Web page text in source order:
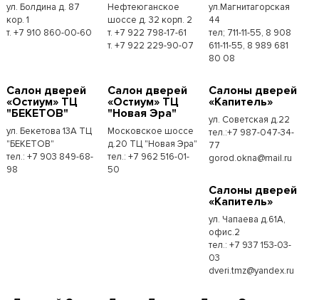
ул. Болдина д. 87
кор. 1
т. +7 910 860-00-60
Нефтеюганское
шоссе д. 32 корп. 2
т. +7 922 798-17-61
т. +7 922 229-90-07
ул.Магнитагорская
44
тел; 711-11-55, 8 908
611-11-55, 8 989 681
80 08
Cалон дверей
«Остиум» ТЦ
"БЕКЕТОВ"
ул. Бекетова 13А ТЦ
"БЕКЕТОВ"
тел.: +7 903 849-68-
98
Cалон дверей
«Остиум» ТЦ
"Новая Эра"
Московское шоссе
д.20 ТЦ "Новая Эра"
тел.: +7 962 516-01-
50
Cалоны дверей
«Капитель»
ул. Советская д.22
тел.:+7 987-047-34-
77
gorod.okna@mail.ru
Cалоны дверей
«Капитель»
ул. Чапаева д.61А,
офис.2
тел.: +7 937 153-03-
03
dveri.tmz@yandex.ru